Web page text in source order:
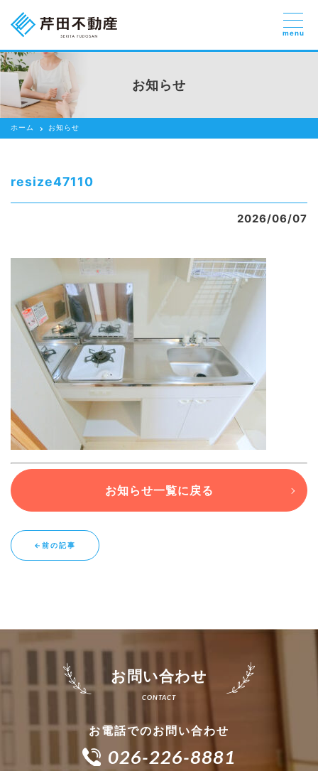
売りたい
貸したい方
借りたい
芹田不動産の強み
スタッフ紹介
会社紹介
ブログ
退去連絡フォームはこちら
お部屋探し専用LINEはこちら
menu
お知らせ
ホーム お知らせ
resize47110
2026/06/07
お知らせ一覧に戻る
←前の記事
お問い合わせ
お電話でのお問い合わせ
026-226-8881